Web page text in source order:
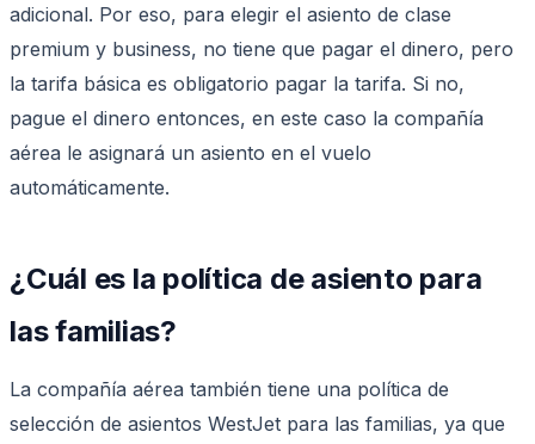
adicional. Por eso, para elegir el asiento de clase
premium y business, no tiene que pagar el dinero, pero
la tarifa básica es obligatorio pagar la tarifa. Si no,
pague el dinero entonces, en este caso la compañía
aérea le asignará un asiento en el vuelo
automáticamente.
¿Cuál es la política de asiento para
las familias?
La compañía aérea también tiene una política de
selección de asientos WestJet para las familias, ya que